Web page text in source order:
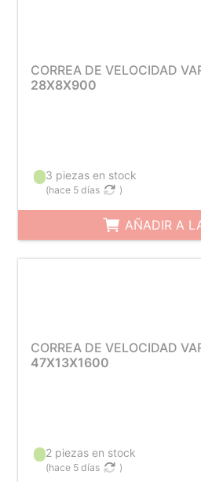
CORREA DE VELOCIDAD
28X8X900
3 piezas en stock
(hace 5 días )
AÑADIR A
CORREA DE VELOCIDAD
47X13X1600
2 piezas en stock
(hace 5 días )